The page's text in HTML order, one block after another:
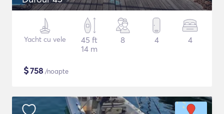
Yacht cu vele
45 ft
14 m
8 4 4
$758 /noapte